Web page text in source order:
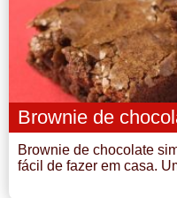
Brownie de
Brownie de chocolate
fácil de fazer em casa.